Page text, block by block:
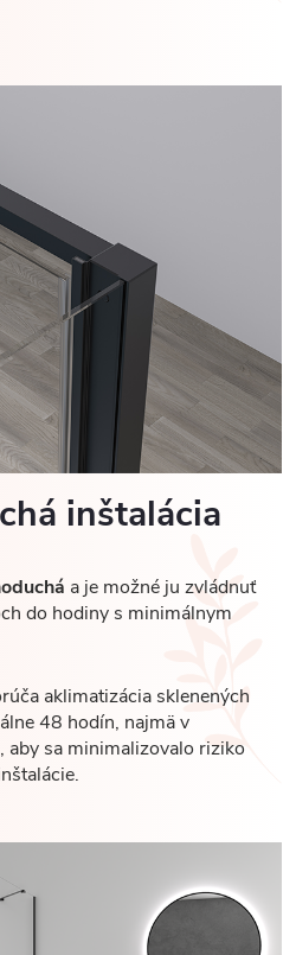
inštalácia
a je možné ju zvládnuť
do hodiny s minimálnym
aklimatizácia sklenených
48 hodín, najmä v
aby sa minimalizovalo riziko